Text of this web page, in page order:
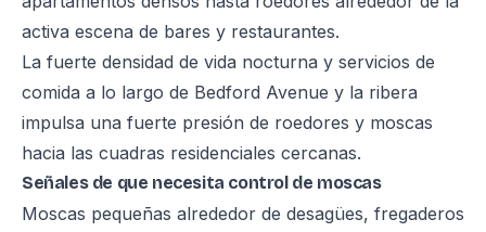
activa escena de bares y restaurantes.
La fuerte densidad de vida nocturna y servicios de
comida a lo largo de Bedford Avenue y la ribera
impulsa una fuerte presión de roedores y moscas
hacia las cuadras residenciales cercanas.
Señales de que necesita control de moscas
Moscas pequeñas alrededor de desagües, fregaderos